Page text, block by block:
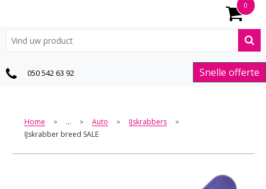
0
Snelle offerte
050 542 63 92
Home > ... > Auto > IJskrabbers >
IJskrabber breed SALE